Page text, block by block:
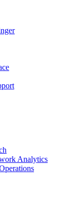
Analytics